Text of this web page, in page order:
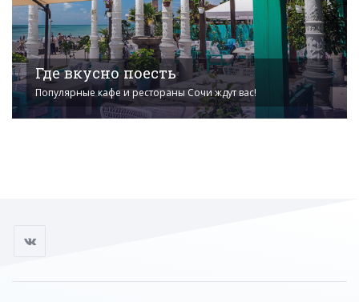
Где вкусно поесть
Популярные кафе и рестораны Сочи ждут вас!